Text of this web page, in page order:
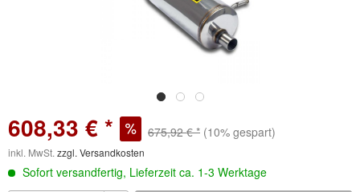
608,33 € * 675,92 € * (10% gespart)
inkl. MwSt. zzgl. Versandkosten
Sofort versandfertig, Lieferzeit ca. 1-3 Werktage